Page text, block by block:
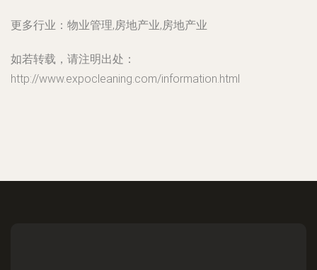
更多行业： 物业管理,房地产业,房地产业
如若转载，请注明出处：
http://www.expocleaning.com/information.html